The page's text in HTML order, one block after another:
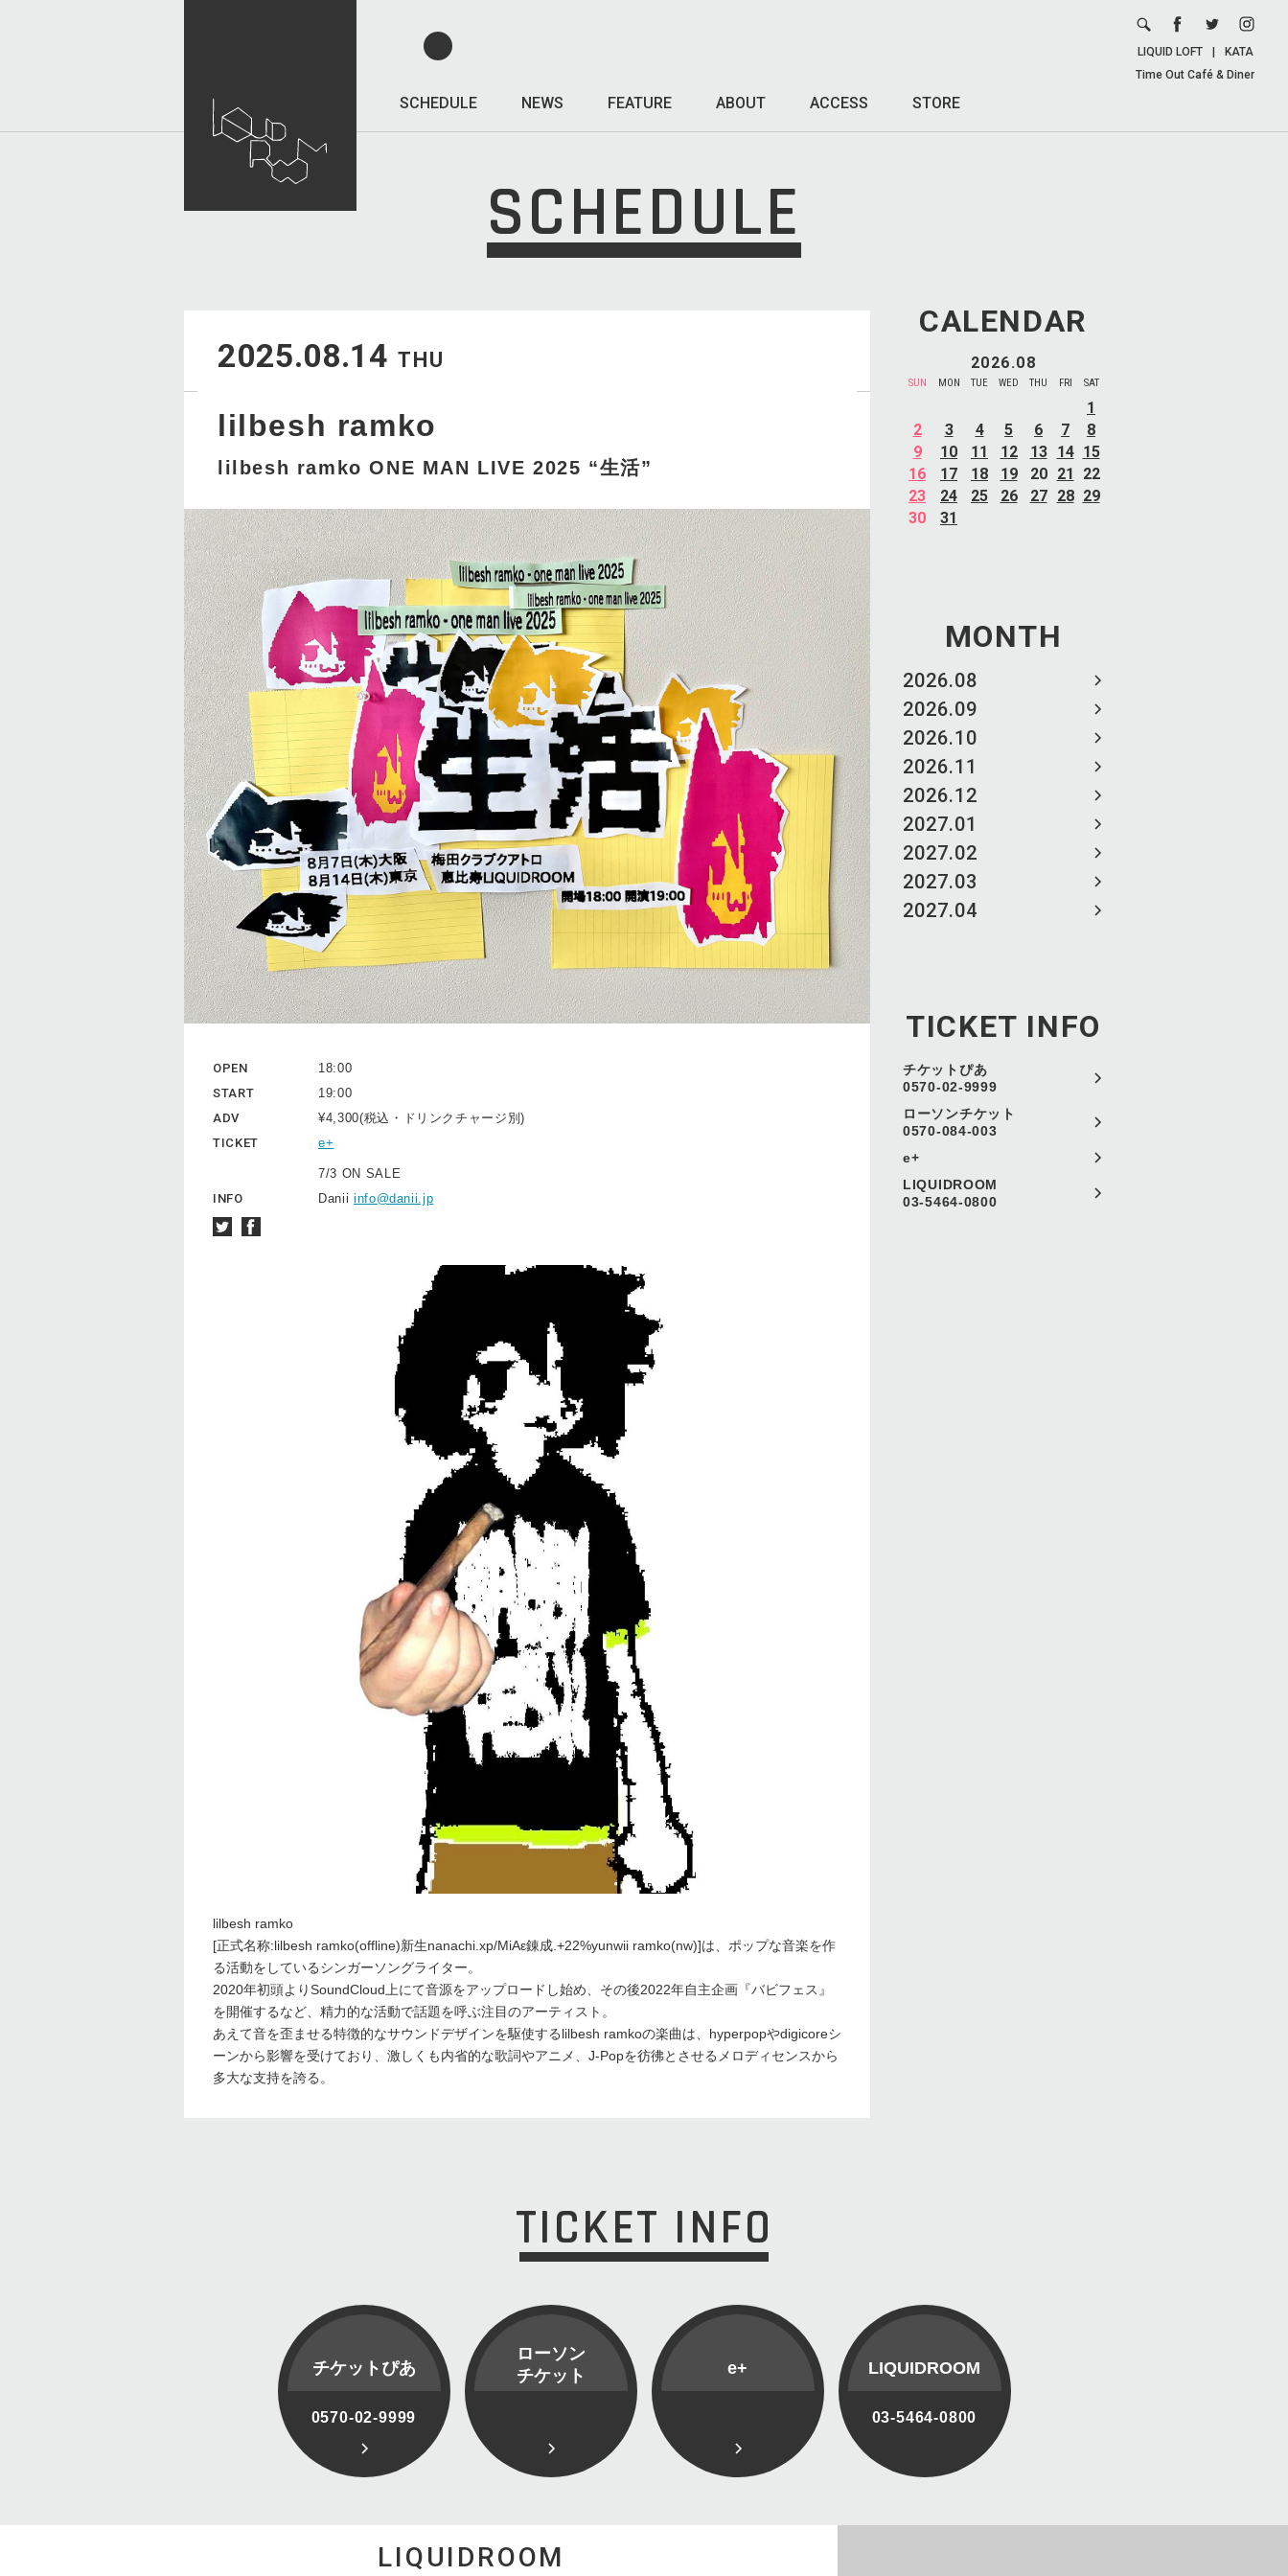
SCHEDULE NEWS FEATURE ABOUT ACCESS STORE
LIQUID LOFT
KATA
Time Out Café & Diner
SCHEDULE
CALENDAR
2026.08
SUN MON TUE WED THU FRI SAT
1
2
3 4 5 6 7
8
9
10 11 12 13 14 15
16
17 18 19 20 21
22
23
24 25 26 27 28 29
30
31
MONTH
2026.08
2026.09
2026.10
2026.11
2026.12
2027.01
2027.02
2027.03
2027.04
TICKET INFO
チケットぴあ
0570-02-9999
ローソンチケット
0570-084-003
e+
LIQUIDROOM
03-5464-0800
2025.08.14 THU
lilbesh ramko
lilbesh ramko ONE MAN LIVE 2025 “生活”
OPEN
18:00
START
19:00
ADV
¥4,300(税込・ドリンクチャージ別)
TICKET
e+
7/3 ON SALE
INFO
Danii info@danii.jp
lilbesh ramko
[正式名称:lilbesh ramko(offline)新生nanachi.xp/MiAε錬成.+22%yunwii ramko(nw)]は、ポップな音楽を作
る活動をしているシンガーソングライター。
2020年初頭よりSoundCloud上にて音源をアップロードし始め、その後2022年自主企画『バビフェス』
を開催するなど、精力的な活動で話題を呼ぶ注目のアーティスト。
あえて音を歪ませる特徴的なサウンドデザインを駆使するlilbesh ramkoの楽曲は、hyperpopやdigicoreシ
ーンから影響を受けており、激しくも内省的な歌詞やアニメ、J-Popを彷彿とさせるメロディセンスから
多大な支持を誇る。
TICKET INFO
チケットぴあ
0570-02-9999
ローソン
チケット
e+ LIQUIDROOM
03-5464-0800
LIQUIDROOM